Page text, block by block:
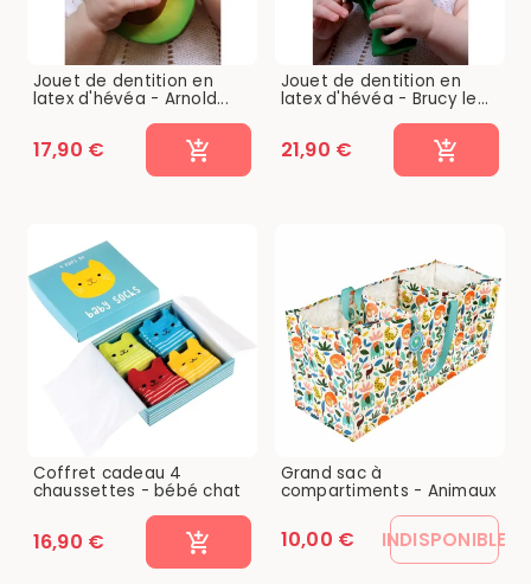
Jouet de dentition en
latex d'hévéa - Arnold...
17,90 €
Jouet de dentition en
latex d'hévéa - Brucy le...
21,90 €
Coffret cadeau 4
chaussettes - bébé chat
16,90 €
Grand sac à
compartiments - Animaux
10,00 € INDISPONIBLE